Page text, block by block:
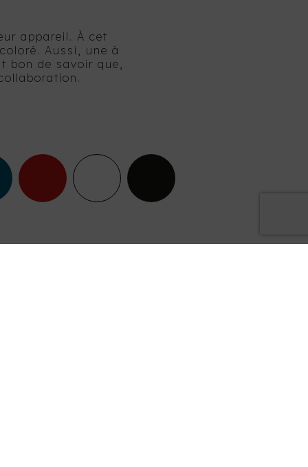
appareil. À cet
Aussi, une à
bon de savoir que,